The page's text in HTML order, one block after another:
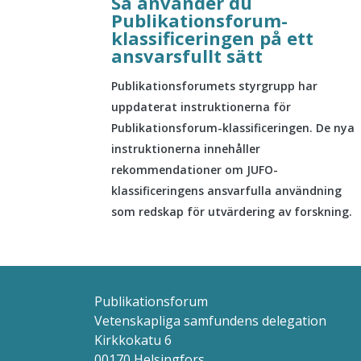
Publikationsforum-
klassificeringen på ett
ansvarsfullt sätt
Publikationsforumets styrgrupp har
uppdaterat instruktionerna för
Publikationsforum-klassificeringen. De nya
instruktionerna innehåller
rekommendationer om JUFO-
klassificeringens ansvarfulla användning
som redskap för utvärdering av forskning.
Publikationsforum
Vetenskapliga samfundens delegation
Kirkkokatu 6